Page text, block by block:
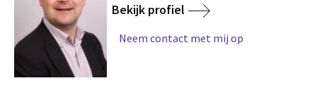
Bekijk profiel
Neem contact met mij op